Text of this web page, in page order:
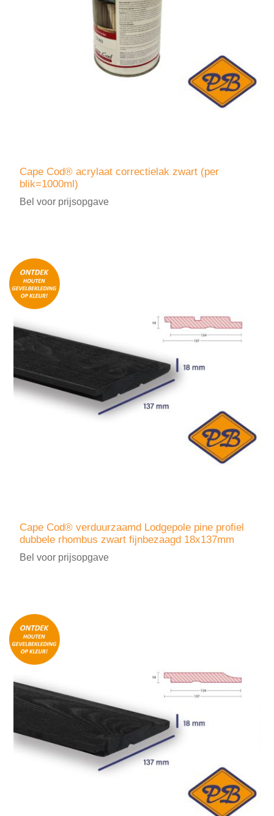
Cape Cod® acrylaat correctielak zwart (per
blik=1000ml)
Bel voor prijsopgave
Cape Cod® verduurzaamd Lodgepole pine profiel
dubbele rhombus zwart fijnbezaagd 18x137mm
Bel voor prijsopgave